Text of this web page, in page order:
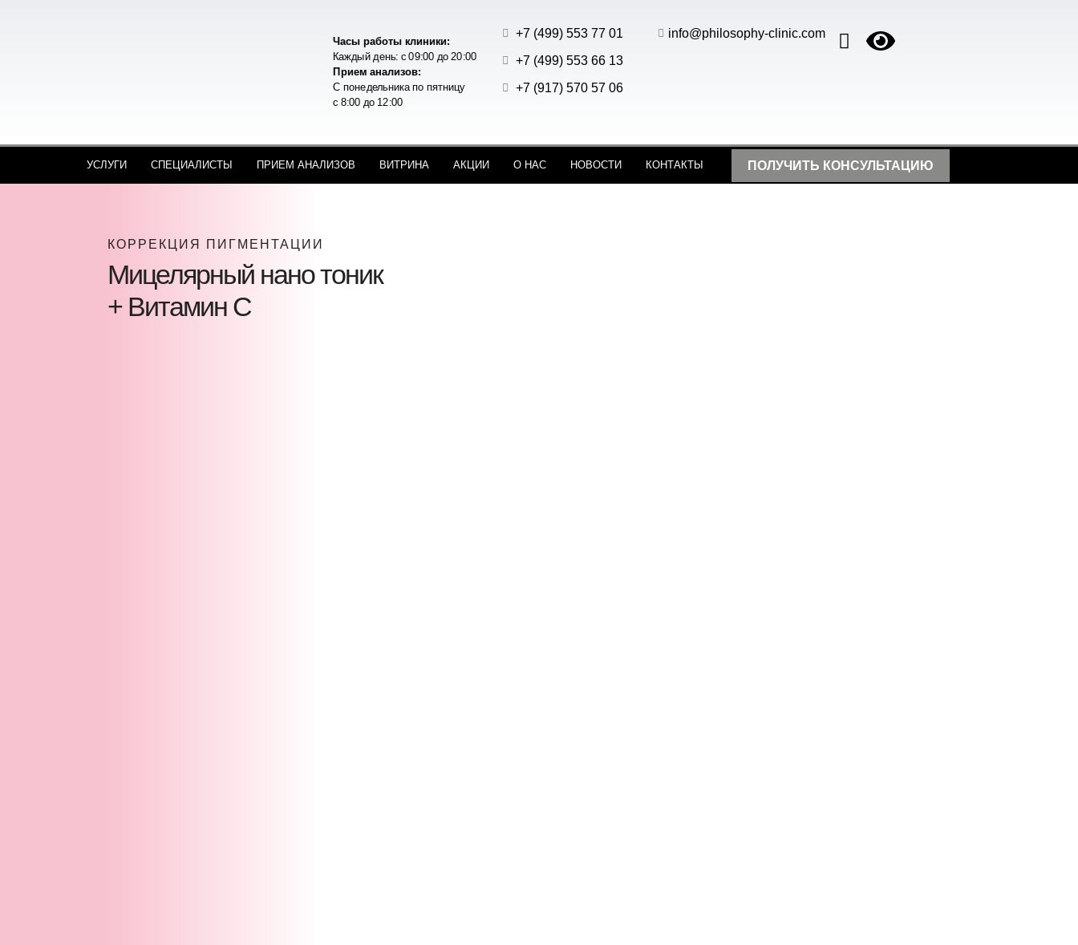
Часы работы клиники:
Каждый день: с 09:00 до 20:00
Прием анализов:
С понедельника по пятницу
с 8:00 до 12:00
+7 (499) 553 77 01
+7 (499) 553 66 13
+7 (917) 570 57 06
info@philosophy-clinic.com
УСЛУГИ СПЕЦИАЛИСТЫ ПРИЕМ АНАЛИЗОВ ВИТРИНА АКЦИИ О НАС НОВОСТИ КОНТАКТЫ ПОЛУЧИТЬ КОНСУЛЬТАЦИЮ
КОРРЕКЦИЯ ПИГМЕНТАЦИИ
Мицелярный нано тоник
+ Витамин С